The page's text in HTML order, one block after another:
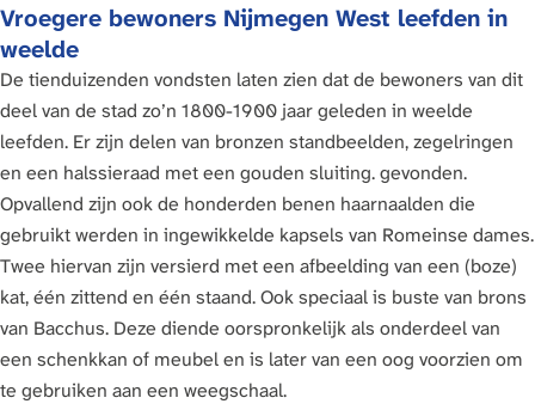
Vroegere bewoners Nijmegen West leefden in
weelde
De tienduizenden vondsten laten zien dat de bewoners van dit
deel van de stad zo’n 1800-1900 jaar geleden in weelde
leefden. Er zijn delen van bronzen standbeelden, zegelringen
en een halssieraad met een gouden sluiting. gevonden.
Opvallend zijn ook de honderden benen haarnaalden die
gebruikt werden in ingewikkelde kapsels van Romeinse dames.
Twee hiervan zijn versierd met een afbeelding van een (boze)
kat, één zittend en één staand. Ook speciaal is buste van brons
van Bacchus. Deze diende oorspronkelijk als onderdeel van
een schenkkan of meubel en is later van een oog voorzien om
te gebruiken aan een weegschaal.